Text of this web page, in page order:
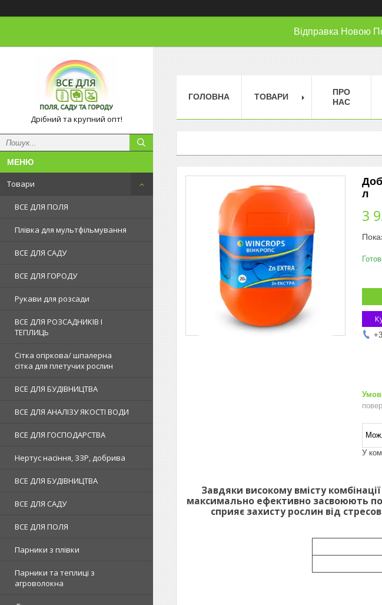
Відправка Новою
Дрібний та крупний опт!
Товари
ВСЕ ДЛЯ ПОЛЯ
Плівка для мультфільмування
ВСЕ ДЛЯ САДУ
ВСЕ ДЛЯ ГОРОДУ
Рукави для розсади
ВСЕ ДЛЯ РОЗСАДНИКІВ І
ТЕПЛИЦЬ
Сітка огіркова/ шпалерна
сітка для плетучих рослин
ВСЕ ДЛЯ БУДІВНИЦТВА
ВСЕ ДЛЯ АНАЛІЗУ ЯКОСТІ ВОДИ
ВСЕ ДЛЯ ГОСПОДАРСТВА
Нертус насіння, ЗЗР, добрива
ВСЕ ДЛЯ БУДІВНИЦТВА
ВСЕ ДЛЯ САДУ
ВСЕ ДЛЯ ПОЛЯ
Парники з плівки
Парники та теплиці з
агроволокна
ГОЛОВНА ТОВАРИ
ПРО
НАС
л
3
У
Завдяки високому вмісту
максимально ефективно засвоюють
сприяє захисту рослин від